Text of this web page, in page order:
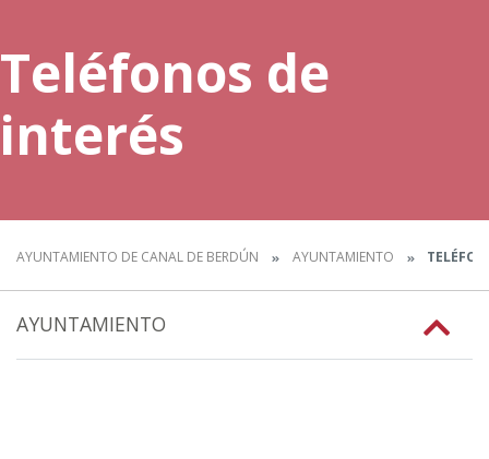
Teléfonos de
interés
AYUNTAMIENTO DE CANAL DE BERDÚN AYUNTAMIENTO
AYUNTAMIENTO